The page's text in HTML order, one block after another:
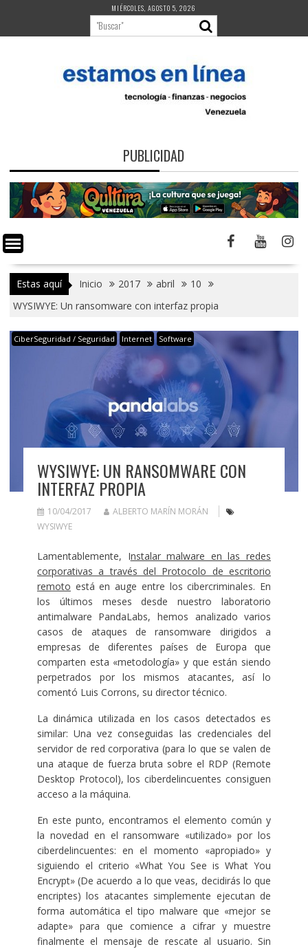
contenido
MIÉRCOLES, AGOSTO 5, 2026
PUBLICIDAD
Estas aquí Inicio 2017 abril
10
WYSIWYE: Un ransomware con interfaz propia
CiberSeguridad / Seguridad Internet Software
WYSIWYE: UN RANSOMWARE CON
INTERFAZ PROPIA
10/04/2017
ALBERTO MARÍN MORÁN
WYSIWYE
Lamentablemente, Instalar malware en las redes
corporativas a través del Protocolo de escritorio
remoto está en auge entre los cibercriminales. En
los últimos meses desde nuestro laboratorio
antimalware PandaLabs, hemos analizado varios
casos de ataques de ransomware dirigidos a
empresas de diferentes países de Europa que
comparten esta «metodología» y que están siendo
perpetrados por los mismos atacantes, así lo
comentó Luis Corrons, su director técnico.
La dinámica utilizada en los casos detectados es
similar: Una vez conseguidas las credenciales del
servidor de red corporativa (para lo que se valen de
una ataque de fuerza bruta sobre el RDP (Remote
Desktop Protocol), los ciberdelincuentes consiguen
acceso a la máquina.
En este punto, encontramos el elemento común y
la novedad en el ransomware «utilizado» por los
ciberdelincuentes: en el momento «apropiado» y
siguiendo el criterio «What You See is What You
Encrypt» (De acuerdo a lo que veas, decidirás lo que
encriptes) los atacantes simplemente ejecutan de
forma automática el tipo malware que «mejor se
adapte» para que comience a cifrar y muestre
finalmente el mensaje de rescate al usuario. Sin